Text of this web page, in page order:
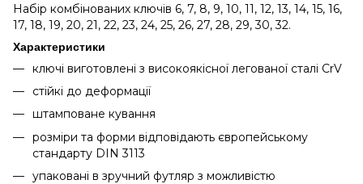
Набір комбінованих ключів 6, 7, 8, 9, 10, 11, 12, 13, 14, 15, 16,
17, 18, 19, 20, 21, 22, 23, 24, 25, 26, 27, 28, 29, 30, 32.
Характеристики
ключі виготовлені з високоякісної легованої сталі CrV
стійкі до деформації
штамповане кування
розміри та форми відповідають європейському
стандарту DIN 3113
упаковані в зручний футляр з можливістю